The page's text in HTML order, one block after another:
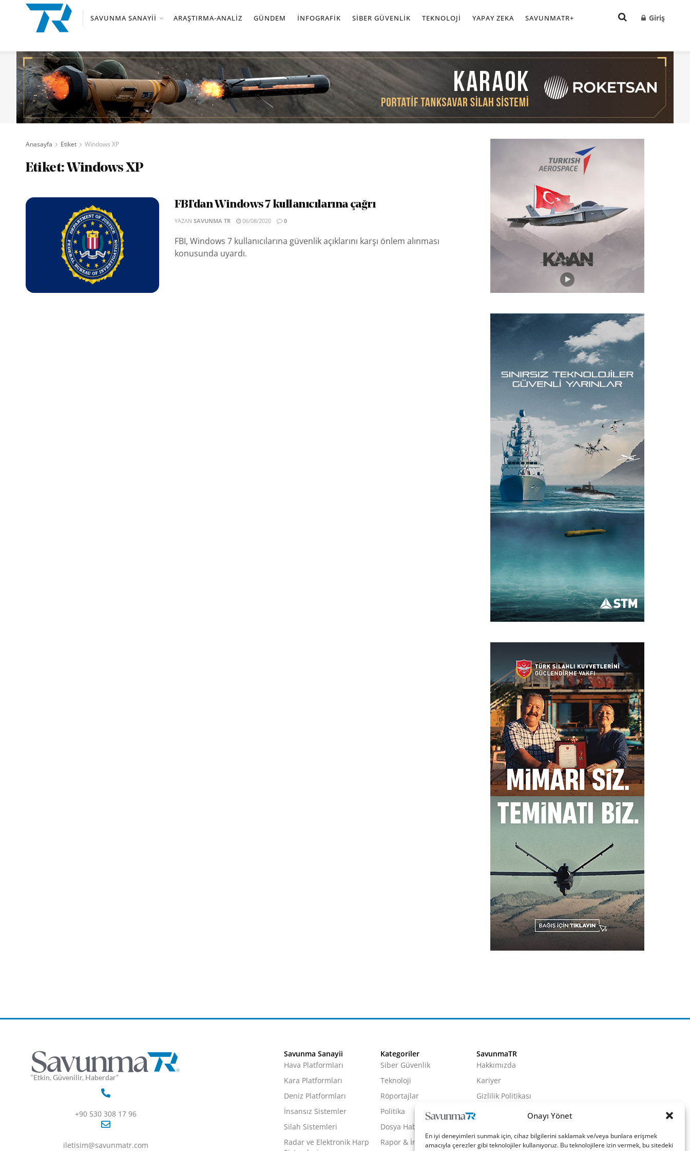
Onayı Yönet
En iyi deneyimleri sunmak için, cihaz bilgilerini saklamak ve/veya bunlara erişmek
amacıyla çerezler gibi teknolojiler kullanıyoruz. Bu teknolojilere izin vermek, bu sitedeki
SAVUNMA SANAYII ARAŞTIRMA-ANALIZ GÜNDEM İNFOGRAFIK SIBER GÜVENLIK TEKNOLOJI YAPAY ZEKA SAVUNMATR+ Giriş
Anasayfa Etiket Windows XP
Etiket: Windows XP
FBI’dan Windows 7 kullanıcılarına çağrı
YAZAN SAVUNMA TR 06/08/2020 0
FBI, Windows 7 kullanıcılarına güvenlik açıklarını karşı önlem alınması
konusunda uyardı.
“Etkin, Güvenilir, Haberdar”
+90 530 308 17 96
iletisim@savunmatr.com
Savunma Sanayii
Hava Platformları
Kara Platformları
Deniz Platformları
İnsansız Sistemler
Silah Sistemleri
Radar ve Elektronik Harp
Kategoriler
Siber Güvenlik
Teknoloji
Röportajlar
Politika
Dosya Haber
Rapor & İnfografik
SavunmaTR
Hakkımızda
Kariyer
Gizlilik Politikası